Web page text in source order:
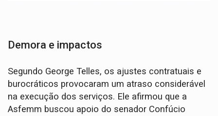
Demora e impactos
Segundo George Telles, os ajustes contratuais e
burocráticos provocaram um atraso considerável
na execução dos serviços. Ele afirmou que a
Asfemm buscou apoio do senador Confúcio